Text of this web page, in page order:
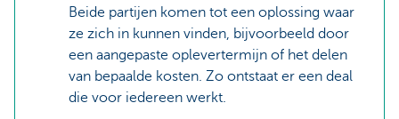
Beide partijen komen tot een oplossing waar
ze zich in kunnen vinden, bijvoorbeeld door
een aangepaste oplevertermijn of het delen
van bepaalde kosten. Zo ontstaat er een deal
die voor iedereen werkt.